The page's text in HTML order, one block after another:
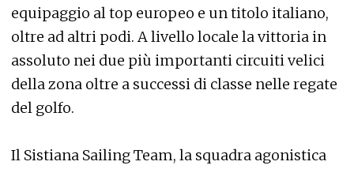
equipaggio al top europeo e un titolo italiano,
oltre ad altri podi. A livello locale la vittoria in
assoluto nei due più importanti circuiti velici
della zona oltre a successi di classe nelle regate
del golfo.
Il Sistiana Sailing Team, la squadra agonistica